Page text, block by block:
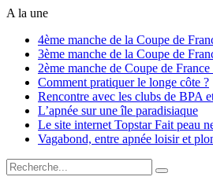
A la une
4ème manche de la Coupe de
3ème manche de la Coupe de
2ème manche de Coupe de
Comment pratiquer le longe côte ?
Rencontre avec les clubs de BPA
L’apnée sur une île paradisiaque
Le site internet Topstar Fait peau
Vagabond, entre apnée loisir et